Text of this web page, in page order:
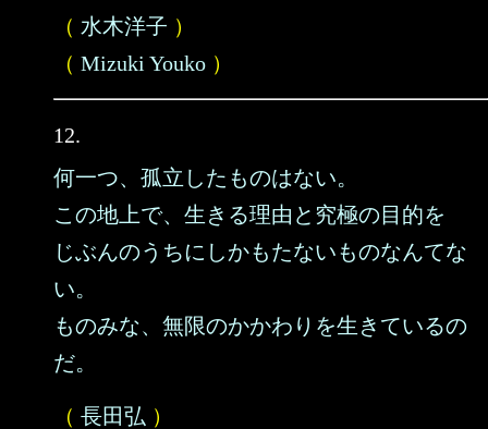
（ 水木洋子 ）
（ Mizuki Youko ）
12.
何一つ、孤立したものはない。
この地上で、生きる理由と究極の目的を
じぶんのうちにしかもたないものなんてな
い。
ものみな、無限のかかわりを生きているの
だ。
（ 長田弘 ）